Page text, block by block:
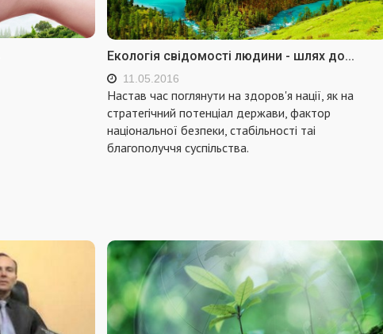
Екологія свідомості людини - шлях до...
11.05.2016
Настав час поглянути на здоров'я нацiї, як на
стратегiчний потенцiал держави, фактор
нацiональної безпеки, стабiльностi таi
благополуччя суспiльства.